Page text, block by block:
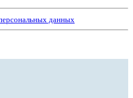
данных